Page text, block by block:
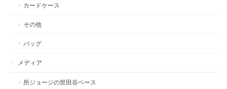
カードケース
その他
バッグ
メディア
所ジョージの世田谷ベース